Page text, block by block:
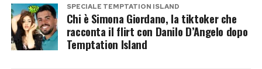
Se questa ricostruzione trovasse conferma, non
si tratterebbe di un passo indietro della Procura,
ma di una normale verifica tecnico-scientifica
SPECIALE TEMPTATION ISLAND
Chi è Simona Giordano, la tiktoker che
racconta il flirt con Danilo D’Angelo dopo
Temptation Island